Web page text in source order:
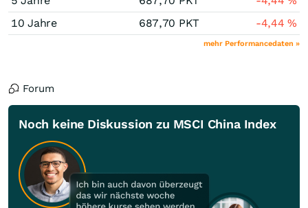
10 Jahre
687,70 PKT -4,44%
mehr Performancedaten »
Forum
Noch keine Diskussion zu MSCI China Index